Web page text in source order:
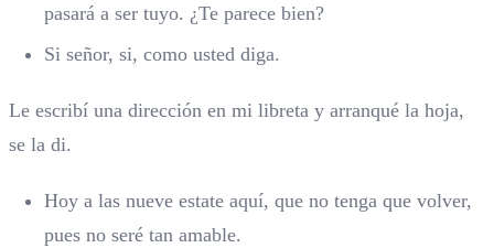
pasará a ser tuyo. ¿Te parece bien?
Si señor, si, como usted diga.
Le escribí una dirección en mi libreta y arranqué la hoja,
se la di.
Hoy a las nueve estate aquí, que no tenga que volver,
pues no seré tan amable.